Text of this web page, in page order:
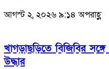
আগস্ট ২, ২০২৬ ৯:১৪ অপরাহ্ণ
খাগড়াছড়িতে বিজিবির
উদ্ধার